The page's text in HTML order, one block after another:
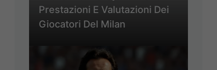
Prestazioni E Valutazioni Dei
Giocatori Del Milan